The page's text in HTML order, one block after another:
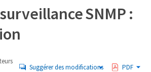
SNMP :
Suggérer des modifications PDF